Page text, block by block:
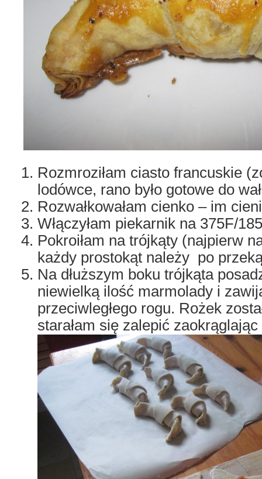
Rozmroziłam ciasto francuskie
lodówce, rano było gotowe do
Rozwałkowałam cienko – im
Włączyłam piekarnik na 375F/
Pokroiłam na trójkąty (najpierw
każdy prostokąt należy po
Na dłuższym boku trójkąta
niewielką ilość marmolady i
przeciwległego rogu. Rożek
starałam się zalepić